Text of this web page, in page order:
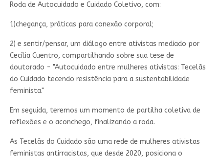
Roda de Autocuidado e Cuidado Coletivo, com:
1)chegança, práticas para conexão corporal;
2) e sentir/pensar, um diálogo entre ativistas mediado por
Cecília Cuentro, compartilhando sobre sua tese de
doutorado - "Autocuidado entre mulheres ativistas: Tecelãs
do Cuidado tecendo resistência para a sustentabilidade
feminista."
Em seguida, teremos um momento de partilha coletiva de
reflexões e o aconchego, finalizando a roda.
As Tecelãs do Cuidado são uma rede de mulheres ativistas
feministas antirracistas, que desde 2020, posiciona o